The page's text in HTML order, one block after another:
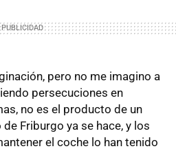
pero no me imagino a
persecuciones en
no es el producto de un
Friburgo ya se hace, y los
el coche lo han tenido